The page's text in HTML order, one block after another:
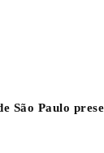
São Paulo